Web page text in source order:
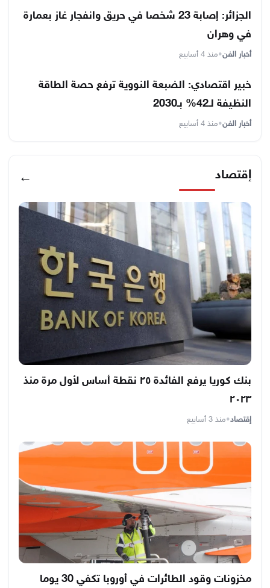
الجزائر: إصابة 23 شخصا في حريق وانفجار غاز بعمارة
في وهران
أخبار الفن•منذ 4 أسابيع
خبير اقتصادي: الضبعة النووية ترفع حصة الطاقة
النظيفة لـ42% بـ2030
أخبار الفن•منذ 4 أسابيع
إقتصاد ←
بنك كوريا يرفع الفائدة ٢٥ نقطة أساس لأول مرة منذ
٢٠٢٣
إقتصاد•منذ 3 أسابيع
مخزونات وقود الطائرات في أوروبا تكفي 30 يوما